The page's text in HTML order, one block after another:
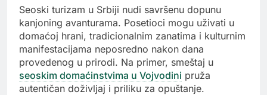
Seoski turizam u Srbiji nudi savršenu dopunu
kanjoning avanturama. Posetioci mogu uživati u
domaćoj hrani, tradicionalnim zanatima i kulturnim
manifestacijama neposredno nakon dana
provedenog u prirodi. Na primer, smeštaj u
seoskim domaćinstvima u Vojvodini pruža
autentičan doživljaj i priliku za opuštanje.